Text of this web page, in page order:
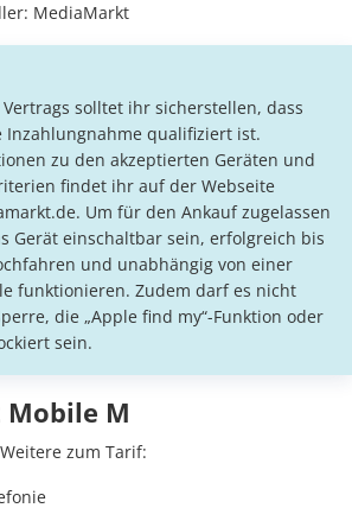
MediaMarkt
solltet ihr sicherstellen, dass
qualifiziert ist.
zu den akzeptierten Geräten und
findet ihr auf der Webseite
Um für den Ankauf zugelassen
Gerät einschaltbar sein, erfolgreich bis
und unabhängig von einer
funktionieren. Zudem darf es nicht
die „Apple find my“-Funktion oder
sein.
Mobile M
zum Tarif: